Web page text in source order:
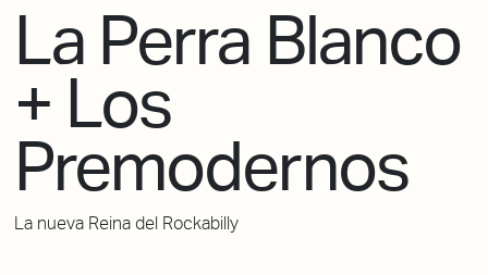
La Perra Blanco
+ Los
Premodernos
La nueva Reina del Rockabilly